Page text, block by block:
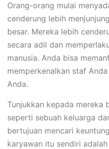
Orang-orang mulai
cenderung lebih
besar. Mereka lebih
secara adil dan
manusia. Anda bisa
memperkenalkan staf
Anda.
Tunjukkan kepada mereka
seperti sebuah keluarga
bertujuan mencari
karyawan itu sendiri